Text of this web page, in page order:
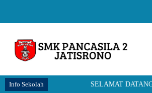
Info Sekolah SELAMAT DATANG DI